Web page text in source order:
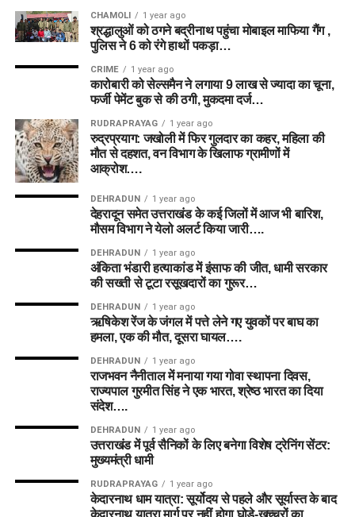
CHAMOLI 1 year ago
श्रद्धालुओं को ठगने बद्रीनाथ पहुंचा मोबाइल माफिया गैंग ,
पुलिस ने 6 को रंगे हाथों पकड़ा…
CRIME 1 year ago
कारोबारी को सेल्समैन ने लगाया 9 लाख से ज्यादा का चूना,
फर्जी पेमेंट बुक से की ठगी, मुकदमा दर्ज…
RUDRAPRAYAG 1 year ago
रुद्रप्रयाग: जखोली में फिर गुलदार का कहर, महिला की
मौत से दहशत, वन विभाग के खिलाफ ग्रामीणों में
आक्रोश….
DEHRADUN 1 year ago
देहरादून समेत उत्तराखंड के कई जिलों में आज भी बारिश,
मौसम विभाग ने येलो अलर्ट किया जारी….
DEHRADUN 1 year ago
अंकिता भंडारी हत्याकांड में इंसाफ की जीत, धामी सरकार
की सख्ती से टूटा रसूखदारों का गुरूर…
DEHRADUN 1 year ago
ऋषिकेश रेंज के जंगल में पत्ते लेने गए युवकों पर बाघ का
हमला, एक की मौत, दूसरा घायल….
DEHRADUN 1 year ago
राजभवन नैनीताल में मनाया गया गोवा स्थापना दिवस,
राज्यपाल गुरमीत सिंह ने एक भारत, श्रेष्ठ भारत का दिया
संदेश….
DEHRADUN 1 year ago
उत्तराखंड में पूर्व सैनिकों के लिए बनेगा विशेष ट्रेनिंग सेंटर:
मुख्यमंत्री धामी
RUDRAPRAYAG 1 year ago
केदारनाथ धाम यात्रा: सूर्योदय से पहले और सूर्यास्त के बाद
केदारनाथ यात्रा मार्ग पर नहीं होगा घोड़े-खच्चरों का